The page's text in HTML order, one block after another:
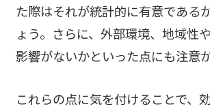
た際はそれが統計的に有意である
ょう。さらに、外部環境、地域性
影響がないかといった点にも注意
これらの点に気を付けることで、